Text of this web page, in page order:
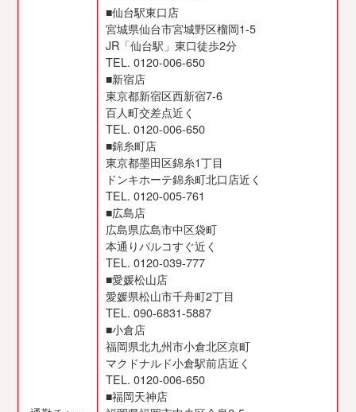
■仙台駅東口店
宮城県仙台市宮城野区榴岡1-5
JR「仙台駅」東口徒歩2分
TEL. 0120-006-650
■新宿店
東京都新宿区西新宿7-6
百人町交差点近く
TEL. 0120-006-650
■錦糸町店
東京都墨田区錦糸1丁目
ドンキホーテ錦糸町北口店近く
TEL. 0120-005-761
■広島店
広島県広島市中区袋町
本通りパルコすぐ近く
TEL. 0120-039-777
■愛媛松山店
愛媛県松山市千舟町2丁目
TEL. 090-6831-5887
■小倉店
福岡県北九州市小倉北区京町
マクドナルド小倉駅前店近く
TEL. 0120-006-650
■福岡天神店